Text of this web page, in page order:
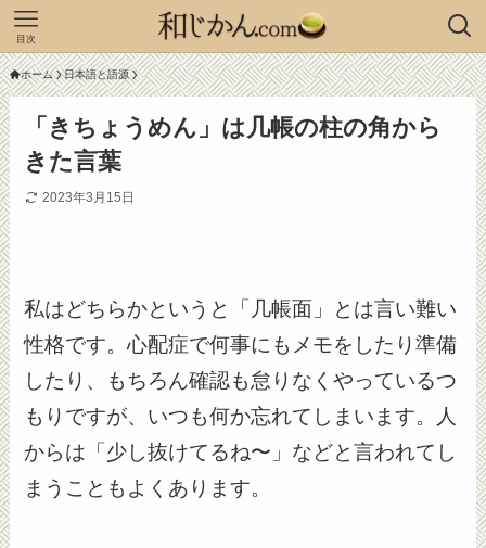
目次
ホーム 日本語と語源
「きちょうめん」は几帳の柱の角から
きた言葉
2023年3月15日
私はどちらかというと「几帳面」とは言い難い
性格です。心配症で何事にもメモをしたり準備
したり、もちろん確認も怠りなくやっているつ
もりですが、いつも何か忘れてしまいます。人
からは「少し抜けてるね〜」などと言われてし
まうこともよくあります。